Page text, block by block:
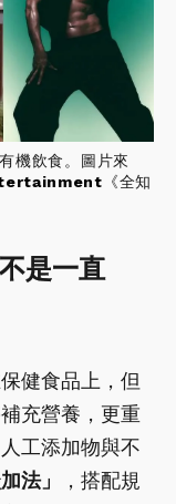
機飲食。圖片來
《全知
是一直
健食品上，但
充營養，更重
工添加物與不
法」
，搭配規